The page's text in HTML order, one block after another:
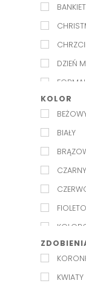
L'IDEE
LILY
LUV AJ
BANKIET
DZIEŃ
GARDEN
IMIENINY
IMPREZA
NA CO
KOLOR
BIAŁY
CZARNY
RÓŻOWY
KWIATY